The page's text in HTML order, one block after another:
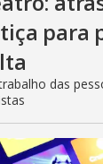
para
das